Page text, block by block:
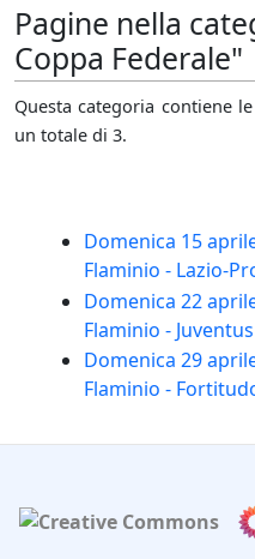
Pagine nella
Coppa Federale"
Questa categoria contiene
un totale di 3.
Domenica 15
Flaminio - Lazio-
Domenica 22
Flaminio -
Domenica 29
Flaminio -